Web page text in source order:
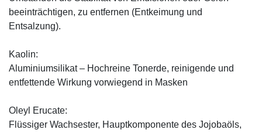
beeinträchtigen, zu entfernen (Entkeimung und
Entsalzung).
Kaolin:
Aluminiumsilikat – Hochreine Tonerde, reinigende und
entfettende Wirkung vorwiegend in Masken
Oleyl Erucate:
Flüssiger Wachsester, Hauptkomponente des Jojobaöls,